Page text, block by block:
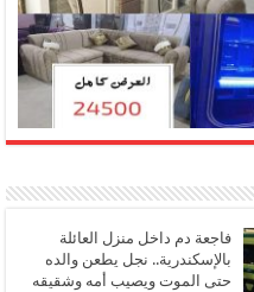
فاجعة دم داخل منزل العائلة
بالإسكندرية.. نجل يطعن والده
حتى الموت ويصيب أمه وشقيقه